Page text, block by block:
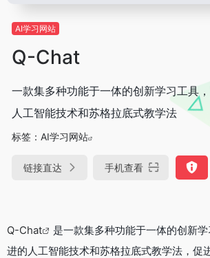
AI学习网站
Q-Chat
一款集多种功能于一体的创新学习工具
人工智能技术和苏格拉底式教学法
标签： AI学习网站
链接直达 手机查看
Q-Chat
是一款集多种功能于一体的创新
进的人工智能技术和苏格拉底式教学法，促